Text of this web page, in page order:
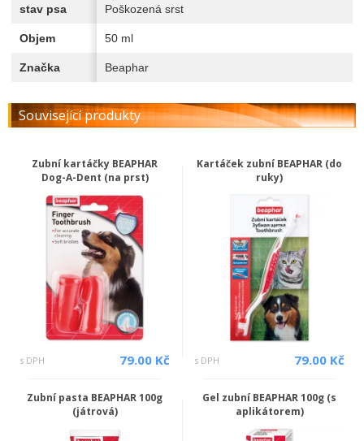
stav psa
Poškozená srst
Objem 50 ml
Značka Beaphar
Související produkty
Zubní kartáčky BEAPHAR
Dog-A-Dent (na prst)
s DPH 79.00 Kč
Kartáček zubní BEAPHAR (do
ruky)
s DPH 79.00 Kč
Zubní pasta BEAPHAR 100g
(játrová)
Gel zubní BEAPHAR 100g (s
aplikátorem)